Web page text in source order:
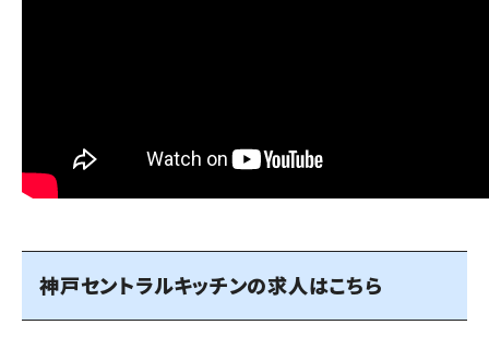
神戸セントラルキッチンの求人はこちら